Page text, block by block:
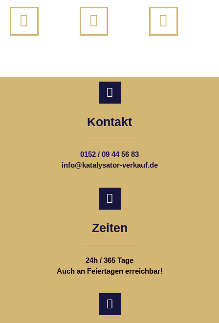
Kontakt
0152 / 09 44 56 83
info@katalysator-verkauf.de
Zeiten
24h / 365 Tage
Auch an Feiertagen erreichbar!